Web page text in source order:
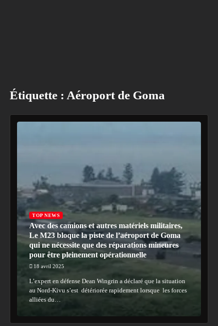
Étiquette : Aéroport de Goma
TOP NEWS
Avec des camions et autres matériels militaires,
Le M23 bloque la piste de l’aéroport de Goma
qui ne nécessite que des réparations mineures
pour être pleinement opérationnelle
18 avril 2025
L’expert en défense Dean Wingrin a déclaré que la situation
au Nord-Kivu s’est détériorée rapidement lorsque les forces
alliées du…